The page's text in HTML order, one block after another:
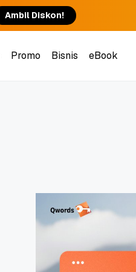
Ambil Diskon!
Promo
Bisnis
eBook